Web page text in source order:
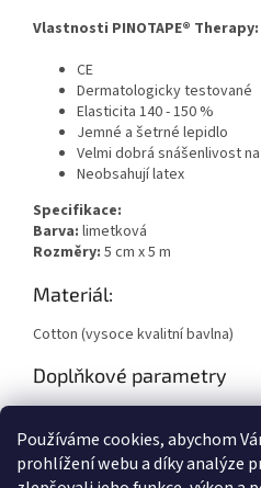
Používáme cookies, abychom
prohlížení webu a díky analýze
Vlastnosti PINOTAPE® Therapy:
CE
Dermatologicky testované
Elasticita 140 - 150 %
Jemné a šetrné lepidlo
Velmi dobrá snášenlivost
Neobsahují latex
Specifikace:
Barva: limetková
Rozměry: 5 cm x 5 m
Materiál:
Cotton (vysoce kvalitní bavlna)
Doplňkové parametry
Hmotnost: 0.1 kg